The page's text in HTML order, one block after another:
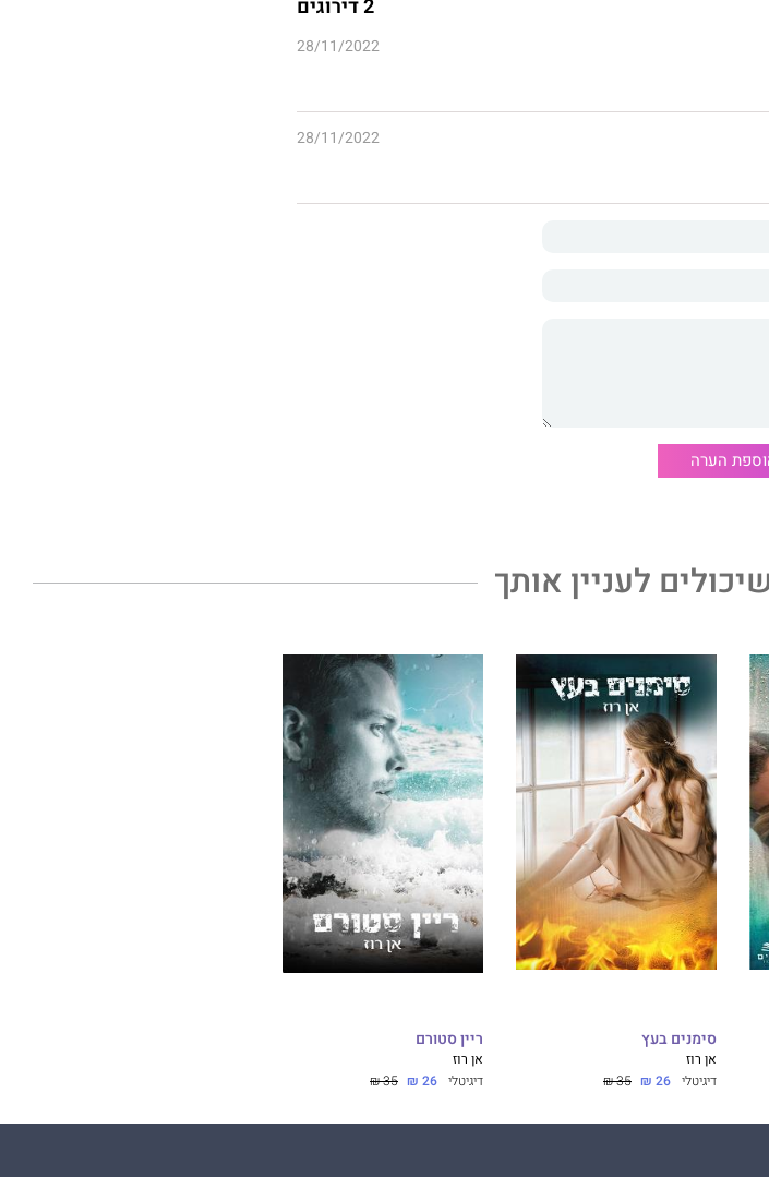
החזק ביותר אלמול הרוע
המגלה כי מתוך הכאב
להצלחה רבה.
2 דירוגים
28/11/2022
28/11/2022
הערה
לעניין אותך
סימנים בעץ
אן רוז
דיגיטלי 26 ₪
35 ₪
ריין סטורם
אן רוז
דיגיטלי 26 ₪
35 ₪